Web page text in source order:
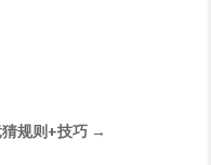
规则+技巧 →